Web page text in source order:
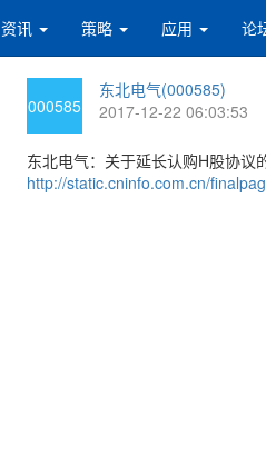
资讯 策略 应用 论
000585
东北电气(000585)
2017-12-22 06:03:53
东北电气：关于延长认购H股协议
http://static.cninfo.com.cn/